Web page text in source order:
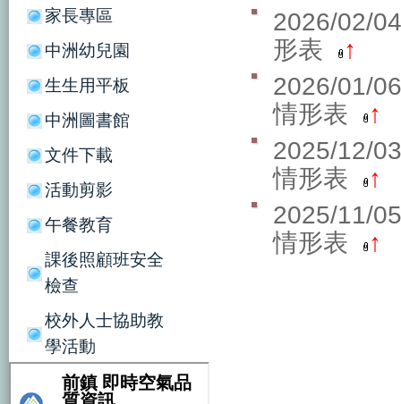
家長專區
中洲幼兒園
生生用平板
中洲圖書館
文件下載
活動剪影
午餐教育
課後照顧班安全
檢查
校外人士協助教
學活動
2026/02/
形表
↑
2026/01/
情形表
↑
2025/12/
情形表
↑
2025/11/
情形表
↑